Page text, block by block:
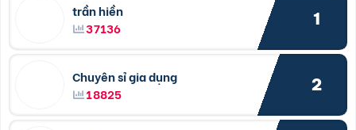
trần hiền
37136
1
Chuyên sỉ gia dụng
18825
2